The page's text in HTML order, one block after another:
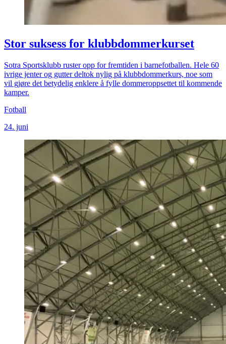
Stor suksess for klubbdommerkurset
Sotra Sportsklubb ruster opp for fremtiden i barnefotballen. Hele 60
ivrige jenter og gutter deltok nylig på klubbdommerkurs, noe som
vil gjøre det betydelig enklere å fylle dommeroppsettet til kommende
kamper.
Fotball
24. juni